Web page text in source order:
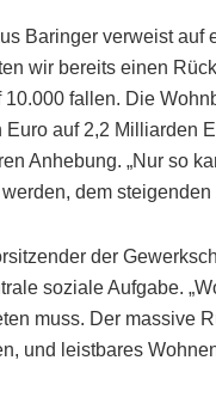
Baringer verweist
wir bereits einen
fallen. Die
auf 2,2 Milliarden
Anhebung. „Nur so
dem steigenden
der
soziale Aufgabe.
muss. Der massive
und leistbares